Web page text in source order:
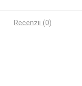
Recenzii (0)